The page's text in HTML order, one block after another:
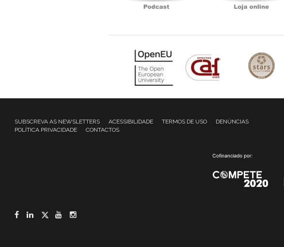
SUBSCREVA AS NEWSLETTERS ACESSIBILIDADE TERMOS DE USO
DENÚNCIAS
POLÍTICA PRIVACIDADE
CONTACTOS
Facebook
LinkedIn
Twitter
YouTube